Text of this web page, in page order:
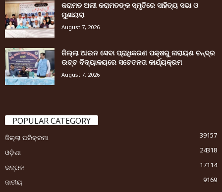
କରାମତ ଅଲୀ କରାମତଙ୍କ ସ୍ମୃତିରେ ସାହିତ୍ୟ ସଭା ଓ
ମୁଶାୟରା
August 7, 2026
ଜିଲ୍ଲା ଆଇନ ସେବା ପ୍ରାଧିକରଣ ପକ୍ଷରୁ ନାରାୟଣ ଚନ୍ଦ୍ର
ଉଚ୍ଚ ବିଦ୍ୟାଳୟରେ ସଚେତନତା କାର୍ଯ୍ୟକ୍ରମ
August 7, 2026
POPULAR CATEGORY
ଜିଲ୍ଲା ପରିକ୍ରମା
39157
ଓଡ଼ିଶା
24318
ଭଦ୍ରକ
17114
ଜାତୀୟ
9169